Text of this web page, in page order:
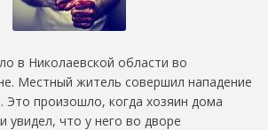
в Николаевской области во
Местный житель совершил нападение
Это произошло, когда хозяин дома
увидел, что у него во дворе